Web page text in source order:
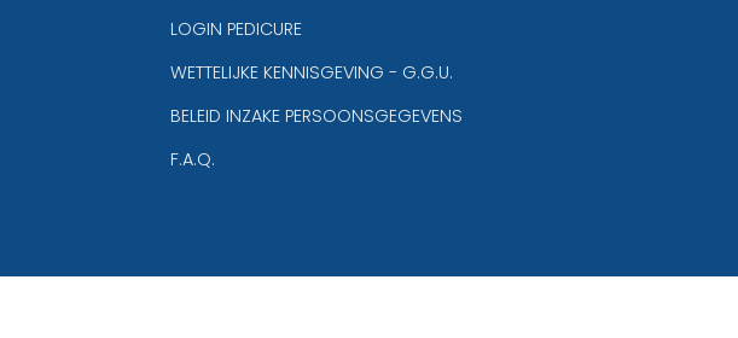
LOGIN PEDICURE
WETTELIJKE KENNISGEVING - G.G.U.
BELEID INZAKE PERSOONSGEGEVENS
F.A.Q.